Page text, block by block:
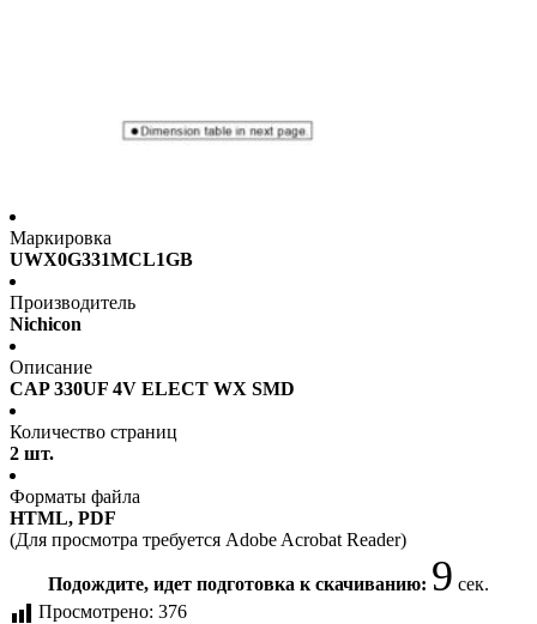
Маркировка
UWX0G331MCL1GB
Производитель
Nichicon
Описание
CAP 330UF 4V ELECT WX SMD
Количество страниц
2 шт.
Форматы файла
HTML, PDF
(Для просмотра требуется Adobe Acrobat Reader)
Подождите, идет подготовка к скачиванию: 9 сек.
Просмотрено: 376